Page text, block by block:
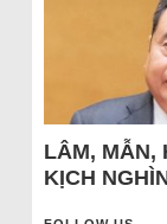
LÂM, MẪN,
KỊCH